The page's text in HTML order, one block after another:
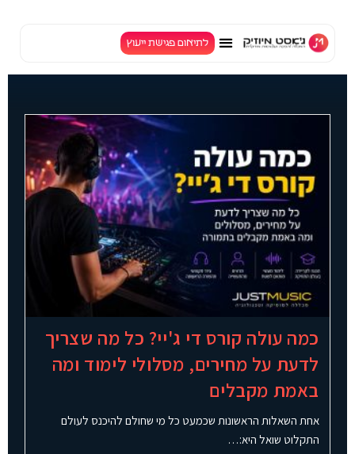
לתיאום פגישת ייעוץ
כמה עולה קורס די ג'יי? כל מה שצריך
לדעת על מחירים, מסלולי לימוד ומה
באמת מקבלים
אחת השאלות הראשונות שכמעט כל מי שחולם להיכנס לעולם
התקלוט שואל היא:…